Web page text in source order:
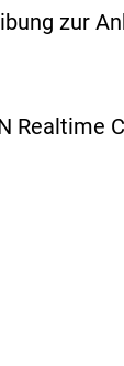
zur
Realtime